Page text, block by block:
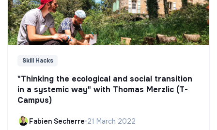
Skill Hacks
"Thinking the ecological and social transition
in a systemic way" with Thomas Merzlic (T-
Campus)
Fabien Secherre•21 March 2022